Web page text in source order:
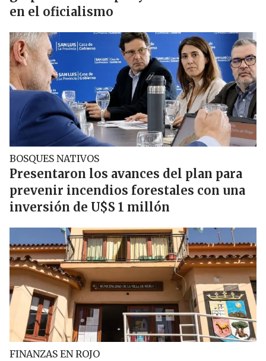
en el oficialismo
BOSQUES NATIVOS
Presentaron los avances del plan para
prevenir incendios forestales con una
inversión de U$S 1 millón
FINANZAS EN ROJO